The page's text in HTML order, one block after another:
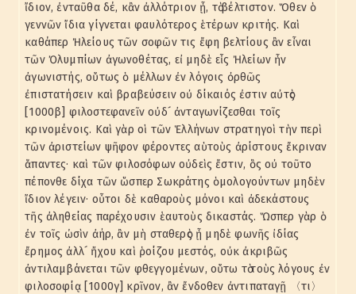
ἴδιον, ἐνταῦθα δέ, κἂν ἀλλότριον ᾖ, τὸ βέλτιστον. Ὅθεν ὁ
γεννῶν ἴδια γίγνεται φαυλότερος ἑτέρων κριτής. Καὶ
καθάπερ Ἠλείους τῶν σοφῶν τις ἔφη βελτίους ἂν εἶναι
τῶν Ὀλυμπίων ἀγωνοθέτας, εἰ μηδὲ εἷς Ἠλείων ἦν
ἀγωνιστής, οὕτως ὁ μέλλων ἐν λόγοις ὀρθῶς
ἐπιστατήσειν καὶ βραβεύσειν οὐ δίκαιός ἐστιν αὐτὸς
[1000β] φιλοστεφανεῖν οὐδ´ ἀνταγωνίζεσθαι τοῖς
κρινομένοις. Καὶ γὰρ οἱ τῶν Ἑλλήνων στρατηγοὶ τὴν περὶ
τῶν ἀριστείων ψῆφον φέροντες αὑτοὺς ἀρίστους ἔκριναν
ἅπαντες· καὶ τῶν φιλοσόφων οὐδεὶς ἔστιν, ὃς οὐ τοῦτο
πέπονθε δίχα τῶν ὥσπερ Σωκράτης ὁμολογούντων μηδὲν
ἴδιον λέγειν· οὗτοι δὲ καθαροὺς μόνοι καὶ ἀδεκάστους
τῆς ἀληθείας παρέχουσιν ἑαυτοὺς δικαστάς. Ὥσπερ γὰρ ὁ
ἐν τοῖς ὠσὶν ἀήρ, ἂν μὴ σταθερὸς ᾖ μηδὲ φωνῆς ἰδίας
ἔρημος ἀλλ´ ἤχου καὶ ῥοίζου μεστός, οὐκ ἀκριβῶς
ἀντιλαμβάνεται τῶν φθεγγομένων, οὕτω τὸ τοὺς λόγους ἐν
φιλοσοφίᾳ [1000γ] κρῖνον, ἂν ἔνδοθεν ἀντιπαταγῇ 〈τι〉